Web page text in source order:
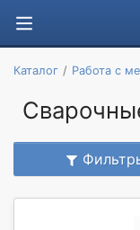
Каталог Работа с